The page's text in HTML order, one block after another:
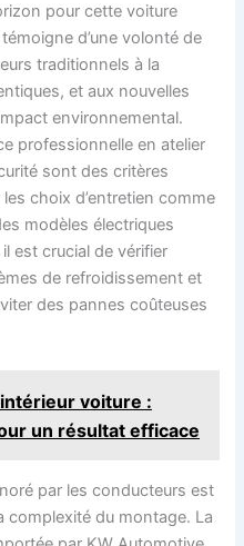
pour cette voiture
d’une volonté de
traditionnels à la
et aux nouvelles
environnemental.
professionnelle en atelier
sont des critères
choix d’entretien comme
modèles électriques
est crucial de vérifier
de refroidissement et
des pannes coûteuses
voiture :
un résultat efficace
par les conducteurs est
complexité du montage. La